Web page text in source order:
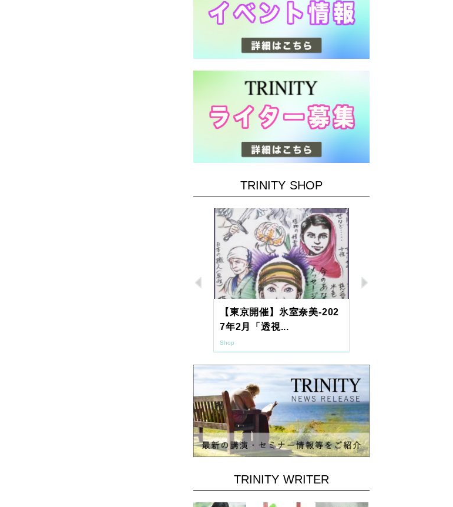
TRINITY SHOP
Previous
【東京開催】氷室奈美-202
7年2月「透視...
Shop
TRINITY WRITER